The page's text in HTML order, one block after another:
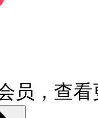
员，查